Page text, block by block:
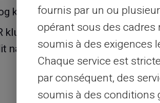
kontaktløs betaling (NFC).
klubbens medlem med et Veritas
navn og efternavn er præget på
fournis par un ou
opérant sous des
soumis à des exigences
Chaque service est
par conséquent, des
soumis à des conditions